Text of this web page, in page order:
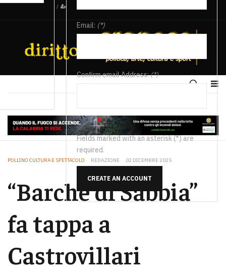
/
Email: (*)
Confirm email Address:(*)
Fields marked with an asterisk (*) are
required.
CREATE AN ACCOUNT
POLLINO CULTURA E SPETTACOLO REDAZIONE 02 DICEMBRE 2025
“Barche di Sabbia”
fa tappa a
Castrovillari